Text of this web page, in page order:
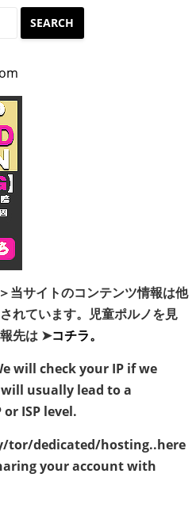
サイトのコンテンツ情報は他
れています。児童ポルノを見
先は ➤コチラ。
will check your IP if we
usually lead to a
ISP level.
tor/dedicated/hosting..here
your account with